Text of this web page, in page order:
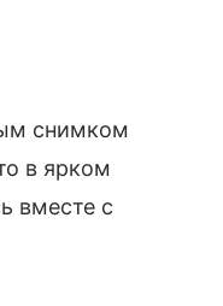
снимком
в ярком
вместе с